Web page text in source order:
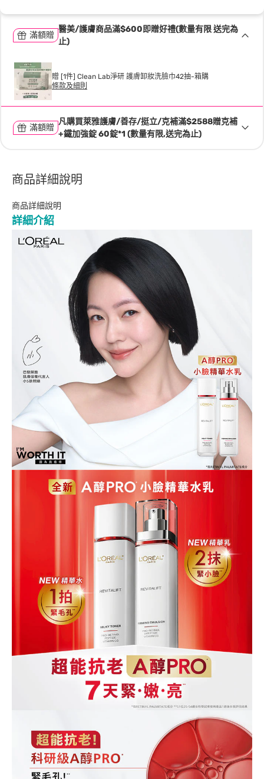
滿額贈
醫美/護膚商品滿$600即贈好禮(數量有限 送完為
止)
贈 [1件] Clean Lab淨研 護膚卸妝洗臉巾42抽-箱購
條款及細則
滿額贈
凡購買萊雅護膚/善存/挺立/克補滿$2588贈克補
+鐵加強錠 60錠*1 (數量有限,送完為止)
商品詳細說明
商品詳細說明
詳細介紹